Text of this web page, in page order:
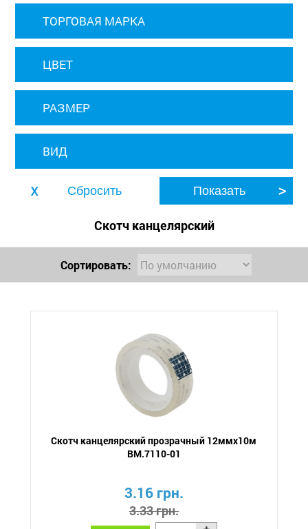
ТОРГОВАЯ МАРКА
ЦВЕТ
РАЗМЕР
ВИД
Скотч канцелярский
Сортировать:
Скотч канцелярский прозрачный 12ммх10м
BM.7110-01
3.16 грн.
3.33 грн.